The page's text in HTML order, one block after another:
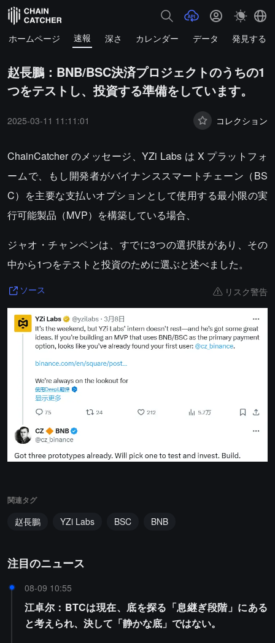
ホームページ 速報 深さ カレンダー データ 発見する
赵長鵬：BNB/BSC決済プロジェクトのうちの1
つをテストし、投資する準備をしています。
2025-03-11 11:11:01 コレクション
ChainCatcher のメッセージ、YZi Labs は X プラットフォ
ームで、もし開発者がバイナンススマートチェーン（BS
C）を主要な支払いオプションとして使用する最小限の実
行可能製品（MVP）を構築している場合、
ジャオ・チャンペンは、すでに3つの選択肢があり、その
中から1つをテストと投資のために選ぶと述べました。
ソース リスク警告
関連タグ
赵長鵬 YZi Labs BSC BNB
注目のニュース
08-09 10:55
江卓尔：BTCは現在、底を探る「息継ぎ段階」にある
と考えられ、決して「静かな底」ではない。